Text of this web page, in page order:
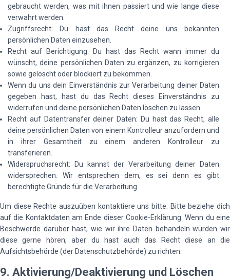
gebraucht werden, was mit ihnen passiert und wie lange diese
verwahrt werden.
Zugriffsrecht: Du hast das Recht deine uns bekannten
persönlichen Daten einzusehen.
Recht auf Berichtigung: Du hast das Recht wann immer du
wünscht, deine persönlichen Daten zu ergänzen, zu korrigieren
sowie gelöscht oder blockiert zu bekommen.
Wenn du uns dein Einverständnis zur Verarbeitung deiner Daten
gegeben hast, hast du das Recht dieses Einverständnis zu
widerrufen und deine persönlichen Daten löschen zu lassen.
Recht auf Datentransfer deiner Daten: Du hast das Recht, alle
deine persönlichen Daten von einem Kontrolleur anzufordern und
in ihrer Gesamtheit zu einem anderen Kontrolleur zu
transferieren.
Widerspruchsrecht: Du kannst der Verarbeitung deiner Daten
widersprechen. Wir entsprechen dem, es sei denn es gibt
berechtigte Gründe für die Verarbeitung.
Um diese Rechte auszuüben kontaktiere uns bitte. Bitte beziehe dich
auf die Kontaktdaten am Ende dieser Cookie-Erklärung. Wenn du eine
Beschwerde darüber hast, wie wir ihre Daten behandeln würden wir
diese gerne hören, aber du hast auch das Recht diese an die
Aufsichtsbehörde (der Datenschutzbehörde) zu richten.
9. Aktivierung/Deaktivierung und Löschen